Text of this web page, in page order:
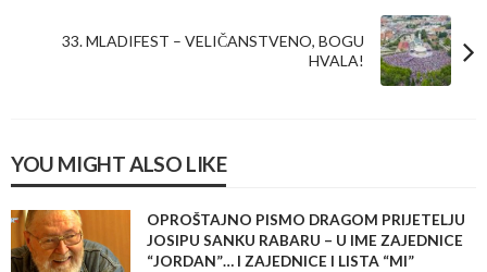
33. MLADIFEST – VELIČANSTVENO, BOGU
HVALA!
YOU MIGHT ALSO LIKE
OPROŠTAJNO PISMO DRAGOM PRIJETELJU
JOSIPU SANKU RABARU – U IME ZAJEDNICE
“JORDAN”… I ZAJEDNICE I LISTA “MI”